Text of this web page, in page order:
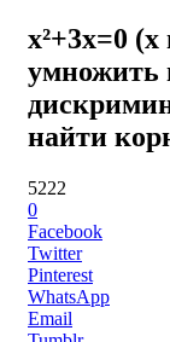
x²+3x=0
умножить
найти
5222
0
Facebook
Twitter
Pinterest
WhatsApp
Email